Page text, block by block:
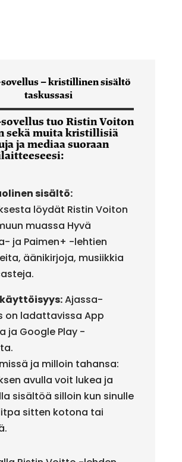
– kristillinen sisältö
taskussasi
tuo Ristin Voiton
sekä muita kristillisiä
ja mediaa suoraan
sisältö:
löydät Ristin Voiton
muassa Hyvä
ja Paimen+ -lehtien
äänikirjoja, musiikkia
Ajassa-
on ladattavissa App
ja Google Play -
ja milloin tahansa:
avulla voit lukea ja
sisältöä silloin kun sinulle
sitten kotona tai